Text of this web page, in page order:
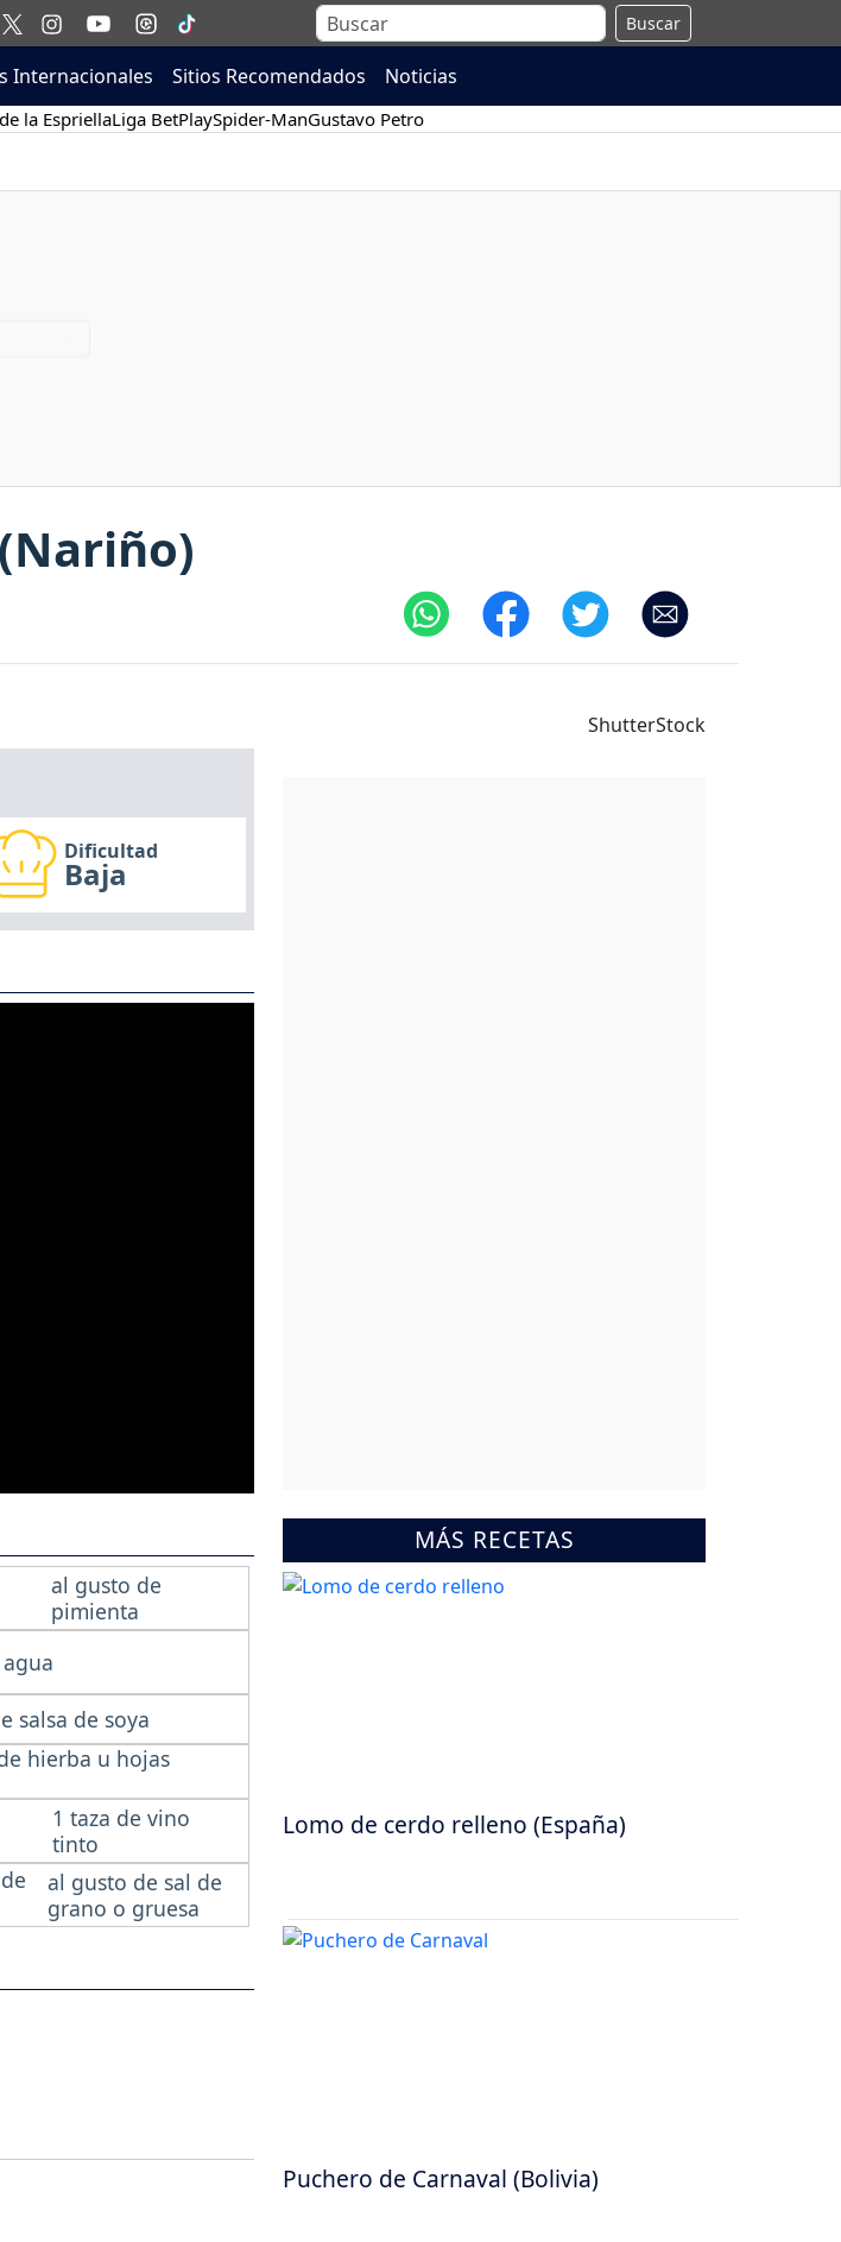
Buscar
Internacionales Sitios Recomendados Noticias
la EspriellaLiga BetPlaySpider-ManGustavo Petro
ShutterStock
Dificultad
Baja
al gusto de
pimienta
salsa de soya
hierba u hojas
1 taza de vino
tinto
al gusto de sal de
grano o gruesa
MÁS RECETAS
Lomo de cerdo relleno (España)
Puchero de Carnaval (Bolivia)